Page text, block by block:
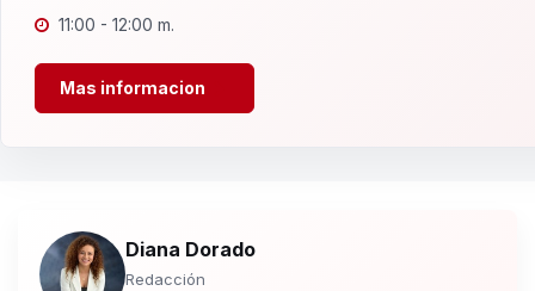
11:00 - 12:00 m.
Mas informacion
Diana Dorado
Redacción